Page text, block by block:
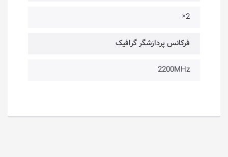
2×
فرکانس پردازشگر گرافیک
2200MHz